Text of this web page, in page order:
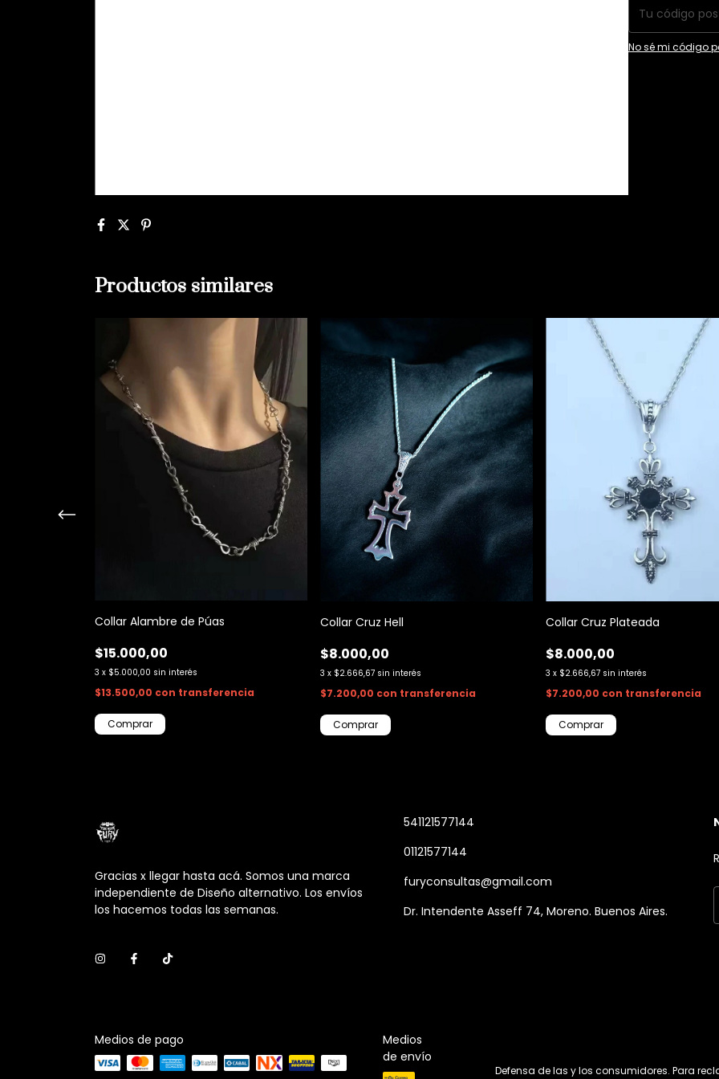
No sé mi código
Productos similares
Collar Alambre de Púas
$15.000,00
3 x $5.000,00 sin interés
$13.500,00 con transferencia
Collar Cruz Hell
$8.000,00
3 x $2.666,67 sin interés
$7.200,00 con transferencia
Collar Cruz Plateada
$8.000,00
3 x $2.666,67 sin interés
$7.200,00 con transferencia
Gracias x llegar hasta acá. Somos una marca
independiente de Diseño alternativo. Los envíos
los hacemos todas las semanas.
541121577144
01121577144
furyconsultas@gmail.com
Dr. Intendente Asseff 74, Moreno. Buenos Aires.
Medios de pago
Medios
de envío
Defensa de las y los consumidores. Para